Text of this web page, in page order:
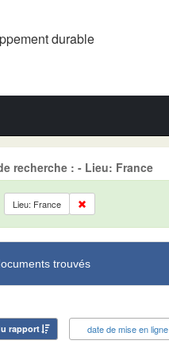
durable
recherche : - Lieu: France
Lieu: France
trouvés
rapport date de mise en ligne